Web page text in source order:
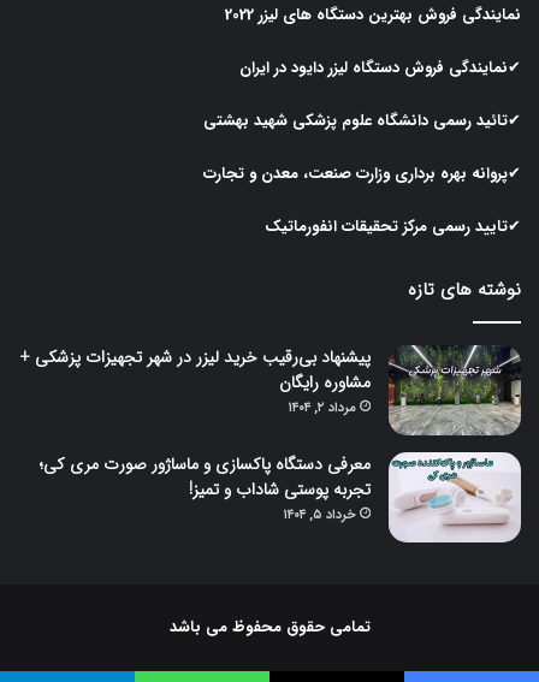
نمایندگی فروش بهترین دستگاه های لیزر
✔نمایندگی فروش دستگاه لیزردایود در ایران
✔تائید رسمی دانشگاه علوم پزشکی شهید بهشتی
✔پروانه بهره برداری وزارت صنعت، معدن و تجارت
✔تایید رسمی مرکز تحقیقات انفورماتیک
نوشته های تازه
پیشنهاد بی‌رقیب خرید لیزر در شهر تجهیزات پزشکی +
مشاوره رایگان
مرداد ۲, ۱۴۰۴
معرفی دستگاه پاکسازی و ماساژور صورت مری کی؛
تجربه پوستی شاداب و تمیز!
خرداد ۵, ۱۴۰۴
تمامی حقوق محفوظ می باشد